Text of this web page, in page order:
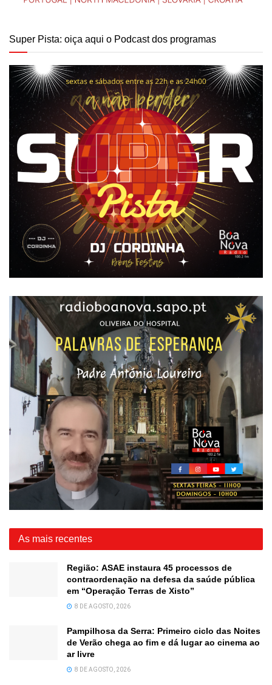
Super Pista: oiça aqui o Podcast dos programas
As mais recentes
Região: ASAE instaura 45 processos de
contraordenação na defesa da saúde pública
em “Operação Terras de Xisto”
8 DE AGOSTO, 2026
Pampilhosa da Serra: Primeiro ciclo das Noites
de Verão chega ao fim e dá lugar ao cinema ao
ar livre
8 DE AGOSTO, 2026